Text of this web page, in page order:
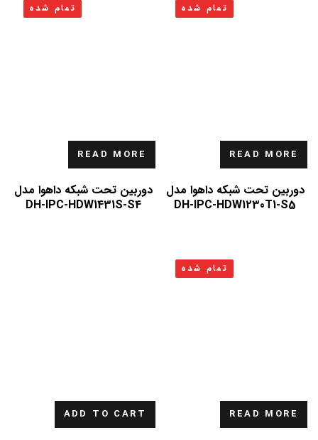
تمام شده
READ MORE
دوربین تحت شبکه داهوا مدل
DH-IPC-HDW1230T1-S5
تمام شده
READ MORE
دوربین تحت شبکه داهوا مدل
DH-IPC-HDW1431S-S4
تمام شده
READ MORE
ADD TO CART